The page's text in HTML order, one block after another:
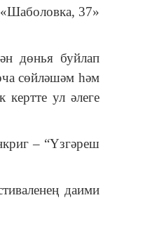
«Шаболовка, 37»
дөнья буйлап
сөйләшәм һәм
ул әлеге
– “Үзгәреш
даими